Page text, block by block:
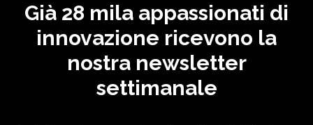
Già 28 mila appassionati di
innovazione ricevono la
nostra newsletter
settimanale